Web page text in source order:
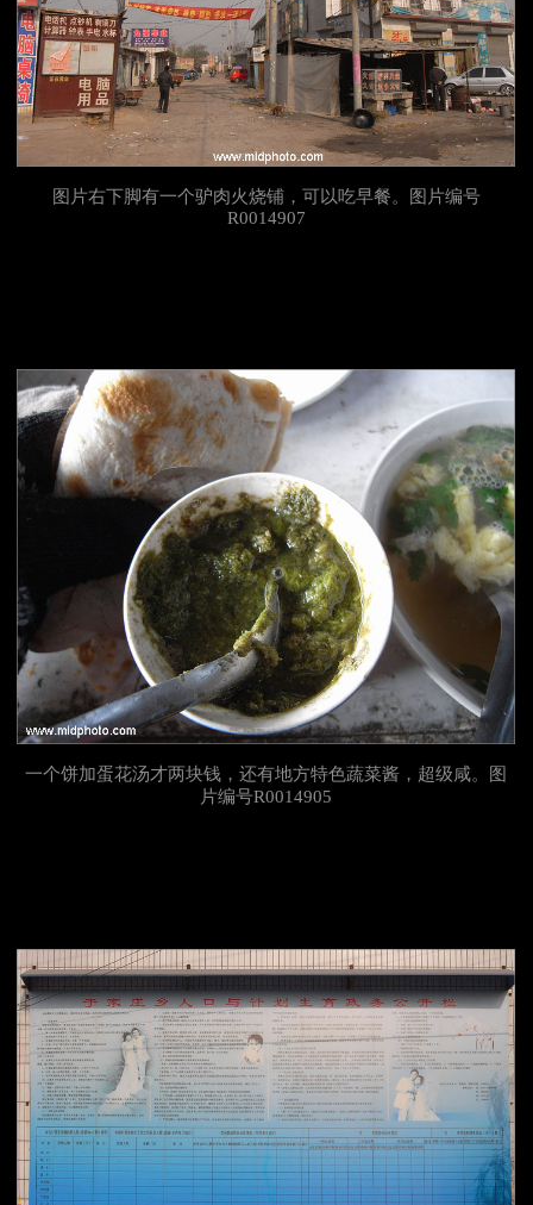
图片右下脚有一个驴肉火烧铺，可以吃早餐。图片编号
R0014907
一个饼加蛋花汤才两块钱，还有地方特色蔬菜酱，超级咸。图
片编号R0014905